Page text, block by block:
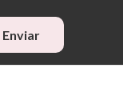
Enviar